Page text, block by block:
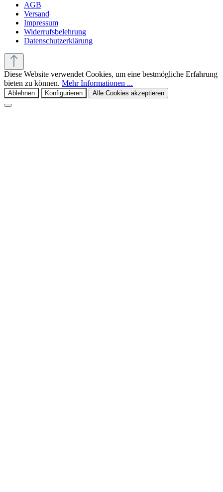
AGB
Versand
Impressum
Widerrufsbelehrung
Datenschutzerklärung
Diese Website verwendet Cookies, um eine bestmögliche Erfahrung
bieten zu können. Mehr Informationen ...
Ablehnen Konfigurieren Alle Cookies akzeptieren